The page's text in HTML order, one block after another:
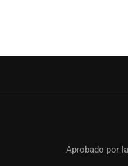
Aprobado por